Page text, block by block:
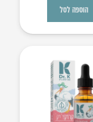
הוספה לסל